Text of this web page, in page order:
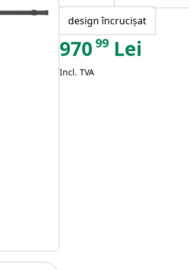
design încrucișat
97099 Lei
Incl. TVA